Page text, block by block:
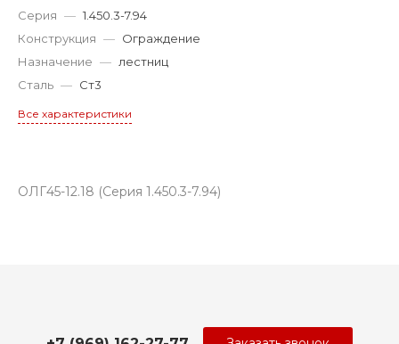
Серия — 1.450.3-7.94
Конструкция — Ограждение
Назначение — лестниц
Сталь — Ст3
Все характеристики
ОЛГ45-12.18 (Серия 1.450.3-7.94)